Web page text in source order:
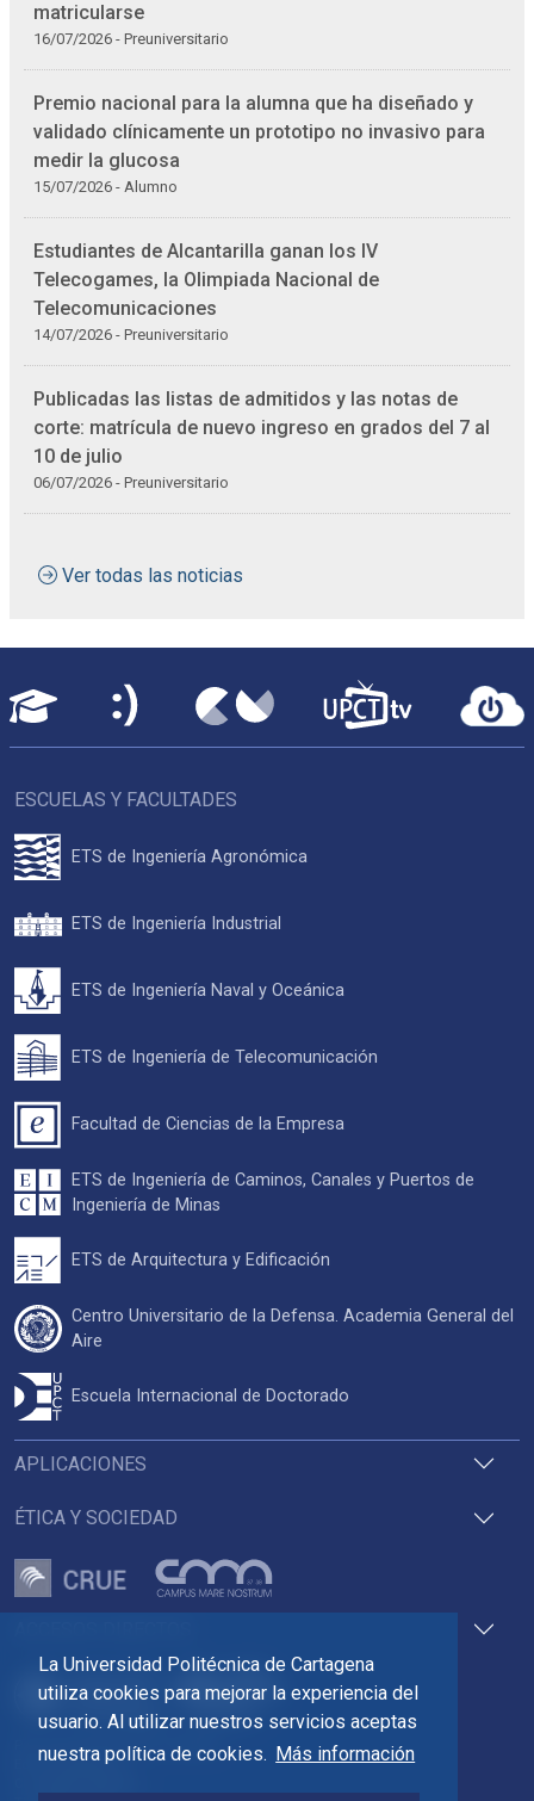
La Universidad Politécnica de Cartagena
utiliza cookies para mejorar la experiencia del
usuario. Al utilizar nuestros servicios aceptas
nuestra política de cookies. Más información
matricularse
16/07/2026 - Preuniversitario
Premio nacional para la alumna que ha diseñado y
validado clínicamente un prototipo no invasivo para
medir la glucosa
15/07/2026 - Alumno
Estudiantes de Alcantarilla ganan los IV
Telecogames, la Olimpiada Nacional de
Telecomunicaciones
14/07/2026 - Preuniversitario
Publicadas las listas de admitidos y las notas de
corte: matrícula de nuevo ingreso en grados del 7 al
10 de julio
06/07/2026 - Preuniversitario
Ver todas las noticias
Pza. del Cronista Isidoro Valverde
Edif. La Milagrosa
APLICACIONES
ÉTICA Y SOCIEDAD
ESCUELAS Y FACULTADES
ETS de Ingeniería Agronómica
ETS de Ingeniería Industrial
ETS de Ingeniería Naval y Oceánica
ETS de Ingeniería de Telecomunicación
Facultad de Ciencias de la Empresa
ETS de Ingeniería de Caminos, Canales y Puertos de
Ingeniería de Minas
ETS de Arquitectura y Edificación
Centro Universitario de la Defensa. Academia General del
Aire
Escuela Internacional de Doctorado